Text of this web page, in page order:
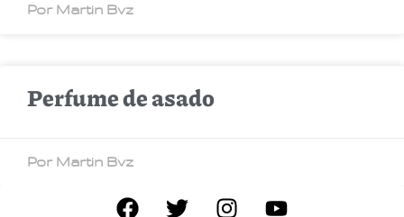
Por Martin Bvz
Perfume de asado
Por Martin Bvz